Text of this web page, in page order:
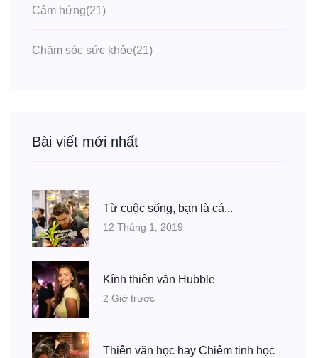
Cảm hứng(21)
Chăm sóc sức khỏe(21)
Bài viết mới nhất
Từ cuộc sống, bạn là cá...
12 Tháng 1, 2019
Kính thiên văn Hubble
2 Giờ trước
Thiên văn học hay Chiêm tinh học